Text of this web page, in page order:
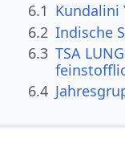
6.1 Kundalini
6.2 Indische
6.3 TSA
6.4